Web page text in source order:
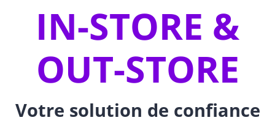
IN-STORE &
OUT-STORE
Votre solution de confiance